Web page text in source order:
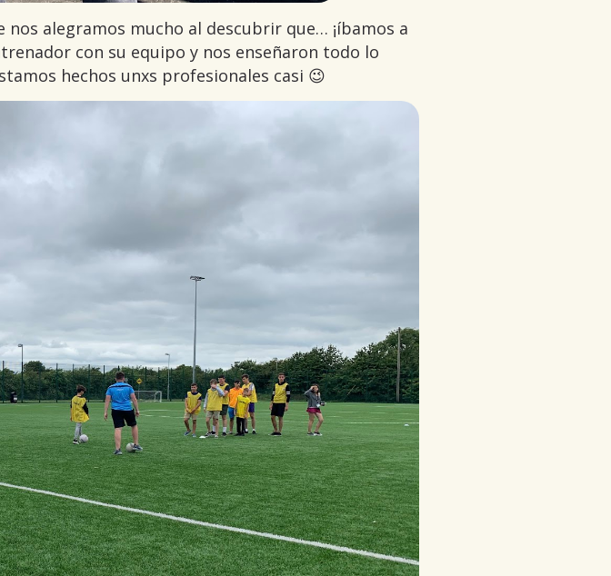
alegramos mucho al descubrir que… ¡íbamos a
con su equipo y nos enseñaron todo lo
hechos unxs profesionales casi 😉